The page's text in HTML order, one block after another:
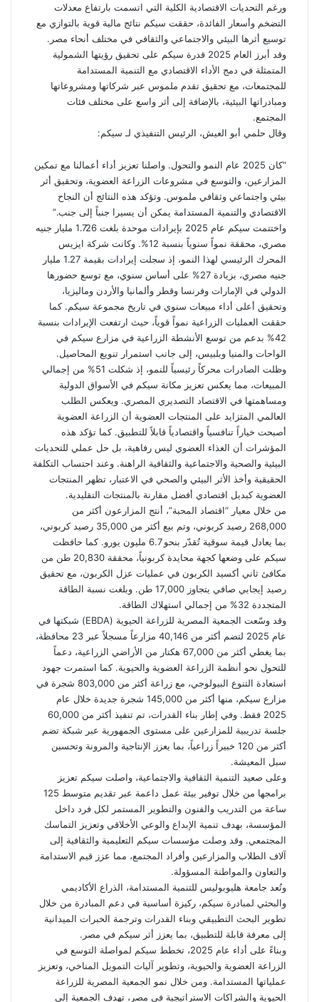
ورغم التحديات الاقتصادية الكلية التي اتسمت بارتفاع معدلات
التضخم وأسعار الفائدة، حققت سيكم نتائج مالية قوية بالتوازي مع
توسيع أثرها البيئي والاجتماعي والثقافي في مختلف أنحاء مصر.
وقد أبرز العام 2025 قدرة سيكم على تحقيق رؤيتها الشمولية
المتمثلة في دمج الأداء الاقتصادي مع التنمية المستدامة
للمجتمعات، مع تحقيق تقدم ملموس عبر شركاتها ومشروعاتها
ومبادراتها البيئية، بالإضافة إلى أثر واسع على مختلف فئات
المجتمع.
وقال حلمي أبو العيش، الرئيس التنفيذي لـ سيكم:
“كان 2025 عام النمو والتحول. واصلنا تعزيز أداء أعمالنا مع تمكين
المزارعين، والتوسع في مشروعات الزراعة العضوية، وتحقيق أثر
بيئي واجتماعي وثقافي ملموس. وتؤكد هذه النتائج أن النجاح
الاقتصادي والتنمية المستدامة يمكن أن يسيرا جنباً إلى جنب.”
واختتمت سيكم عام 2025 بإيرادات موحدة بلغت 1.726 مليار جنيه
مصري، محققة نمواً سنوياً بنسبة 12%. وكانت شركة ايزيس
المحرك الرئيسي لهذا النمو، إذ سجلت إيرادات بقيمة 1.27 مليار
جنيه مصري، بزيادة 27% على أساس سنوي، مع توسع حضورها
الدولي في الإمارات وفرنسا وقطر وألمانيا والأردن وماليزيا،
وتحقيق أعلى أداء مبيعات سنوي في تاريخ مجموعة سيكم. كما
حققت العمليات الزراعية نمواً قوياً، حيث ارتفعت الإيرادات بنسبة
42% بدعم من توسع الأنشطة الزراعية في مزارع سيكم في
الواحات والمنيا وبلبيس، إلى جانب استمرار تنويع المحاصيل.
وظلت الصادرات محركاً رئيسياً للنمو، إذ شكلت 51% من إجمالي
المبيعات، مما يعكس تعزيز مكانة سيكم في الأسواق الدولية
ومساهمتها في الاقتصاد التصديري المصري. ويعكس الطلب
العالمي المتزايد على المنتجات العضوية أن الزراعة العضوية
أصبحت خياراً تنافسياً واقتصادياً قابلاً للتطبيق. كما تؤكد هذه
المؤشرات أن الغذاء العضوي ليس رفاهية، بل حل عملي للتحديات
البيئية والصحية والاجتماعية والثقافية الراهنة. وعند احتساب التكلفة
الحقيقية وأخذ الأثر البيئي والصحي في الاعتبار، تظهر المنتجات
العضوية كبديل اقتصادي أفضل مقارنة بالمنتجات التقليدية.
من خلال معيار “اقتصاد المحبة”، أنتج المزارعون أكثر من
268,000 رصيد كربوني، وتم بيع أكثر من 35,000 رصيد كربوني،
بما يعادل قيمة سوقية تُقدّر بنحو 6.7 مليون يورو. كما حافظت
سيكم على وضعها كجهة محايدة كربونياً، محققة 20,830 طن من
مكافئ ثاني أكسيد الكربون في عمليات عزل الكربون، مع تحقيق
رصيد إيجابي صافي يتجاوز 17,000 طن. وبلغت نسبة الطاقة
المتجددة 32% من إجمالي استهلاك الطاقة.
وقد وسّعت الجمعية المصرية للزراعة الحيوية (EBDA) شبكتها في
عام 2025 لتضم أكثر من 40,146 مزارعاً مسجلاً عبر 23 محافظة،
بما يغطي أكثر من 67,000 هكتار من الأراضي الزراعية، دعماً
للتحول نحو أنظمة الزراعة العضوية والحيوية. كما استمرت جهود
استعادة التنوع البيولوجي، مع زراعة أكثر من 803,000 شجرة في
مزارع سيكم، منها أكثر من 145,000 شجرة جديدة خلال عام
2025 فقط. وفي إطار بناء القدرات، تم تنفيذ أكثر من 60,000
جلسة تدريبية للمزارعين على مستوى الجمهورية عبر شبكة تضم
أكثر من 120 خبيراً زراعياً، بما يعزز الإنتاجية والمرونة وتحسين
سبل المعيشة.
وعلى صعيد التنمية الثقافية والاجتماعية، واصلت سيكم تعزيز
برامجها من خلال توفير بيئة عمل داعمة عبر تقديم متوسط 125
ساعة من التدريب والفنون والتطوير المستمر لكل فرد داخل
المؤسسة، بهدف تنمية الإبداع والوعي الأخلاقي وتعزيز التماسك
المجتمعي. وقد وصلت مؤسسات سيكم التعليمية والثقافية إلى
آلاف الطلاب والمزارعين وأفراد المجتمع، مما عزز قيم الاستدامة
والتعاون والمواطنة المسؤولة.
وتُعد جامعة هليوبوليس للتنمية المستدامة، الذراع الأكاديمي
والبحثي لمبادرة سيكم، ركيزة أساسية في دعم المبادرة من خلال
تطوير البحث التطبيقي وبناء القدرات وترجمة الخبرات الميدانية
إلى معرفة قابلة للتطبيق، بما يعزز أثر سيكم في مصر.
وبناءً على أداء عام 2025، تخطط سيكم لمواصلة التوسع في
الزراعة العضوية والحيوية، وتطوير آليات التمويل المناخي، وتعزيز
عملياتها المستدامة. ومن خلال نمو الجمعية المصرية للزراعة
الحيوية والشراكات الاستراتيجية في مصر، تهدف الجمعية إلى